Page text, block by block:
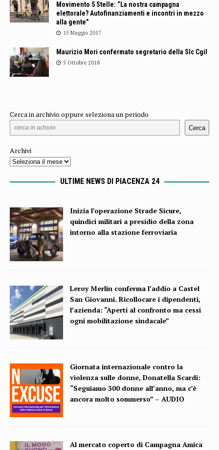
Movimento 5 Stelle: “La nostra campagna
elettorale? Autofinanziamenti e incontri in mezzo
alla gente”
15 Maggio 2017
Maurizio Mori confermato segretario della Slc Cgil
5 Ottobre 2018
Cerca in archivio oppure seleziona un periodo
Cerca
Archivi
ULTIME NEWS DI PIACENZA 24
Inizia l’operazione Strade Sicure,
quindici militari a presidio della zona
intorno alla stazione ferroviaria
Leroy Merlin conferma l’addio a Castel
San Giovanni. Ricollocare i dipendenti,
l’azienda: “Aperti al confronto ma cessi
ogni mobilitazione sindacale”
Giornata internazionale contro la
violenza sulle donne, Donatella Scardi:
“Seguiamo 300 donne all’anno, ma c’è
ancora molto sommerso” – AUDIO
Al mercato coperto di Campagna Amica